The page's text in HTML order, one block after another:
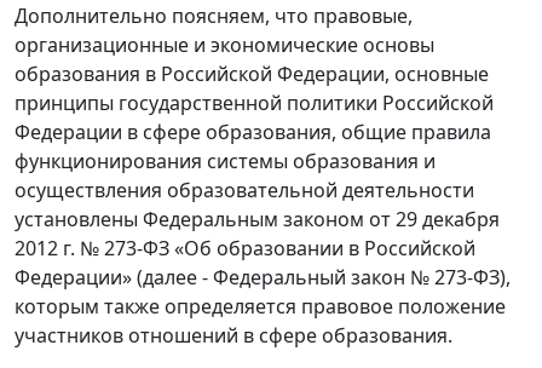
Дополнительно поясняем, что правовые,
организационные и экономические основы
образования в Российской Федерации, основные
принципы государственной политики Российской
Федерации в сфере образования, общие правила
функционирования системы образования и
осуществления образовательной деятельности
установлены Федеральным законом от 29 декабря
2012 г. № 273-ФЗ «Об образовании в Российской
Федерации» (далее - Федеральный закон № 273-ФЗ),
которым также определяется правовое положение
участников отношений в сфере образования.